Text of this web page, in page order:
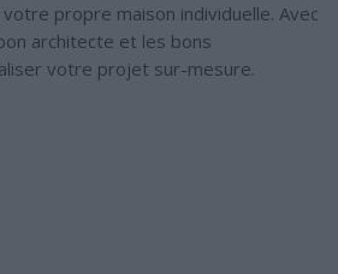
propre maison individuelle. Avec
architecte et les bons
votre projet sur-mesure.